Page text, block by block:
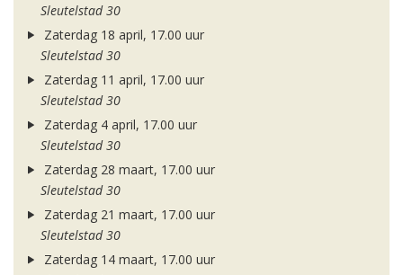
Sleutelstad 30
Zaterdag 18 april, 17.00 uur
Sleutelstad 30
Zaterdag 11 april, 17.00 uur
Sleutelstad 30
Zaterdag 4 april, 17.00 uur
Sleutelstad 30
Zaterdag 28 maart, 17.00 uur
Sleutelstad 30
Zaterdag 21 maart, 17.00 uur
Sleutelstad 30
Zaterdag 14 maart, 17.00 uur